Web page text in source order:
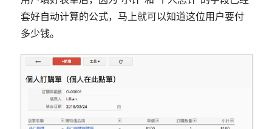
套好自动计算的公式，马上就可以知道这位用户要付
多少钱。